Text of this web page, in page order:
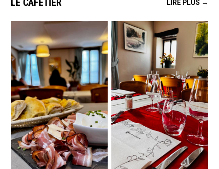
LE CAFETIER LIRE PLUS →